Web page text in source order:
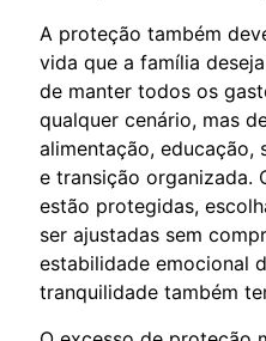
A proteção também
vida que a família
de manter todos os
qualquer cenário, mas
alimentação, educação,
e transição organizada.
estão protegidas,
ser ajustadas sem
estabilidade emocional
tranquilidade também